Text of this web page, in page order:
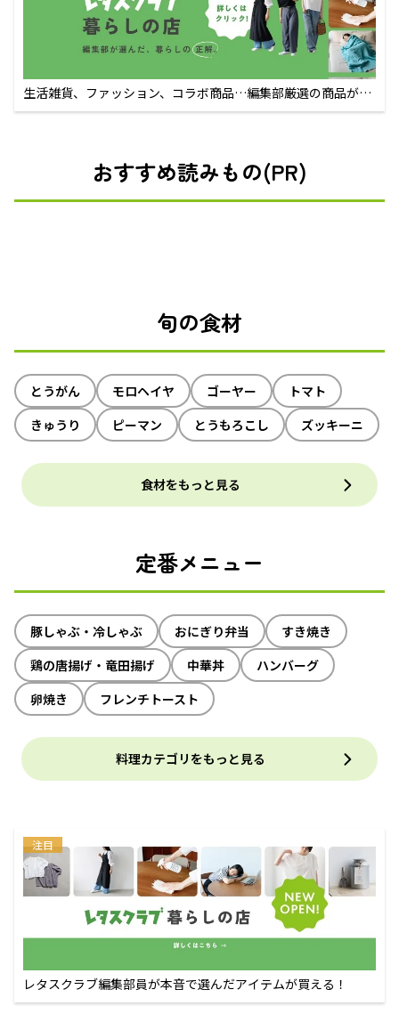
生活雑貨、ファッション、コラボ商品…編集部厳選の商品が買
えるECサイト
おすすめ読みもの(PR)
旬の食材
とうがん モロヘイヤ ゴーヤー
トマト
きゅうり
ピーマン とうもろこし ズッキーニ
食材をもっと見る
定番メニュー
豚しゃぶ・冷しゃぶ おにぎり弁当
すき焼き
鶏の唐揚げ・竜田揚げ
中華丼
ハンバーグ
卵焼き
フレンチトースト
料理カテゴリをもっと見る
注目
レタスクラブ編集部員が本音で選んだアイテムが買える！